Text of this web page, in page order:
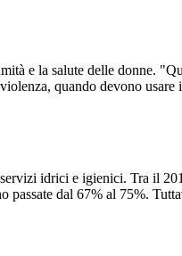
e la salute delle donne.
quando devono
idrici e igienici. Tra il
passate dal 67% al 75%.